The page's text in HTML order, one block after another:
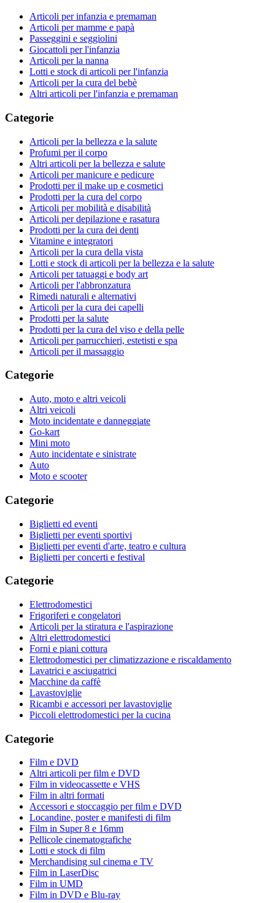
Articoli per infanzia e premaman
Articoli per mamme e papà
Passeggini e seggiolini
Giocattoli per l'infanzia
Articoli per la nanna
Lotti e stock di articoli per l'infanzia
Articoli per la cura del bebè
Altri articoli per l'infanzia e premaman
Categorie
Articoli per la bellezza e la salute
Profumi per il corpo
Altri articoli per la bellezza e salute
Articoli per manicure e pedicure
Prodotti per il make up e cosmetici
Prodotti per la cura del corpo
Articoli per mobilità e disabilità
Articoli per depilazione e rasatura
Prodotti per la cura dei denti
Vitamine e integratori
Articoli per la cura della vista
Lotti e stock di articoli per la bellezza e la salute
Articoli per tatuaggi e body art
Articoli per l'abbronzatura
Rimedi naturali e alternativi
Articoli per la cura dei capelli
Prodotti per la salute
Prodotti per la cura del viso e della pelle
Articoli per parrucchieri, estetisti e spa
Articoli per il massaggio
Categorie
Auto, moto e altri veicoli
Altri veicoli
Moto incidentate e danneggiate
Go-kart
Mini moto
Auto incidentate e sinistrate
Auto
Moto e scooter
Categorie
Biglietti ed eventi
Biglietti per eventi sportivi
Biglietti per eventi d'arte, teatro e cultura
Biglietti per concerti e festival
Categorie
Elettrodomestici
Frigoriferi e congelatori
Articoli per la stiratura e l'aspirazione
Altri elettrodomestici
Forni e piani cottura
Elettrodomestici per climatizzazione e riscaldamento
Lavatrici e asciugatrici
Macchine da caffè
Lavastoviglie
Ricambi e accessori per lavastoviglie
Piccoli elettrodomestici per la cucina
Categorie
Film e DVD
Altri articoli per film e DVD
Film in videocassette e VHS
Film in altri formati
Accessori e stoccaggio per film e DVD
Locandine, poster e manifesti di film
Film in Super 8 e 16mm
Pellicole cinematografiche
Lotti e stock di film
Merchandising sul cinema e TV
Film in LaserDisc
Film in UMD
Film in DVD e Blu-ray